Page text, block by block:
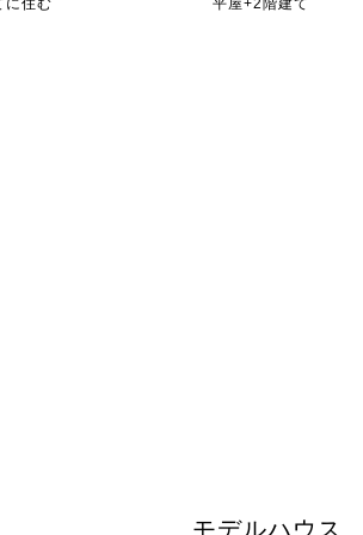
に住む 平屋+2階建て
モデルハウス